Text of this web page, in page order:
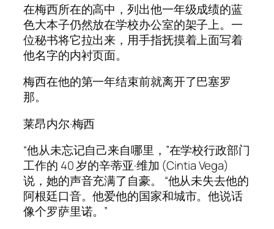
在梅西所在的高中，列出他一年级成绩的蓝
色大本子仍然放在学校办公室的架子上。一
位秘书将它拉出来，用手指抚摸着上面写着
他名字的内衬页面。
梅西在他的第一年结束前就离开了巴塞罗
那。
莱昂内尔·梅西
“他从未忘记自己来自哪里，”在学校行政部门
工作的 40 岁的辛蒂亚·维加 (Cintia Vega)
说，她的声音充满了自豪。 “他从未失去他的
阿根廷口音。他爱他的国家和城市。他说话
像个罗萨里诺。”